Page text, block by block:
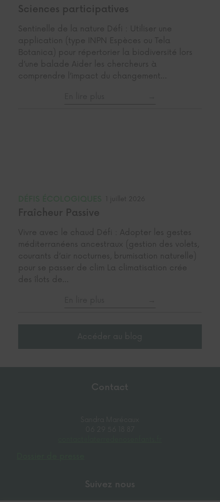
Sciences participatives
Sentinelle de la nature Défi : Utiliser une
application (type INPN Espèces ou Tela
Botanica) pour répertorier la biodiversité lors
d’une balade Aider les chercheurs à
comprendre l’impact du changement…
1 juillet 2026
Fraîcheur Passive
Vivre avec le chaud Défi : Adopter les gestes
méditerranéens ancestraux (gestion des volets,
courants d’air nocturnes, brumisation naturelle)
pour se passer de clim La climatisation crée
des îlots de…
Accéder au blog
Contact
Sandra Marécaux
Suivez nous